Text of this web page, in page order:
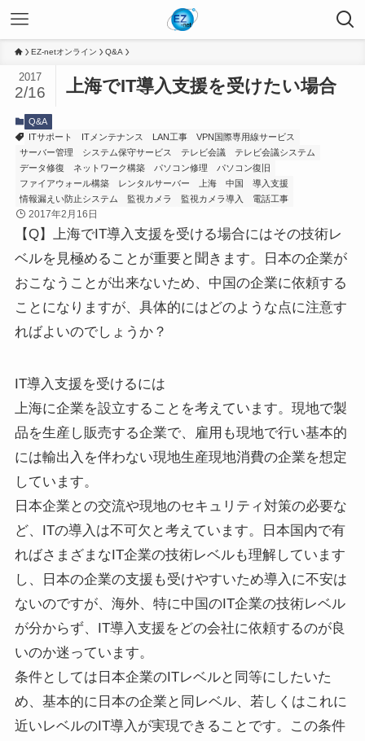
EZ-netオンライン Q&A
上海でIT導入支援を受けたい場合
2017
2/16
Q&A
ITサポート
ITメンテナンス LAN工事
VPN国際専用線サービス
サーバー管理
システム保守サービス テレビ会議
テレビ会議システム
データ修復
ネットワーク構築 パソコン修理
パソコン復旧
ファイアウォール構築
レンタルサーバー 上海 中国
導入支援
情報漏えい防止システム
監視カメラ 監視カメラ導入 電話工事
2017年2月16日
【Q】上海でIT導入支援を受ける場合にはその技術レ
ベルを見極めることが重要と聞きます。日本の企業が
おこなうことが出来ないため、中国の企業に依頼する
ことになりますが、具体的にはどのような点に注意す
ればよいのでしょうか？
IT導入支援を受けるには
上海に企業を設立することを考えています。現地で製
品を生産し販売する企業で、雇用も現地で行い基本的
には輸出入を伴わない現地生産現地消費の企業を想定
しています。
日本企業との交流や現地のセキュリティ対策の必要な
ど、ITの導入は不可欠と考えています。日本国内で有
ればさまざまなIT企業の技術レベルも理解しています
し、日本の企業の支援も受けやすいため導入に不安は
ないのですが、海外、特に中国のIT企業の技術レベル
が分からず、IT導入支援をどの会社に依頼するのが良
いのか迷っています。
条件としては日本企業のITレベルと同等にしたいた
め、基本的に日本の企業と同レベル、若しくはこれに
近いレベルのIT導入が実現できることです。この条件